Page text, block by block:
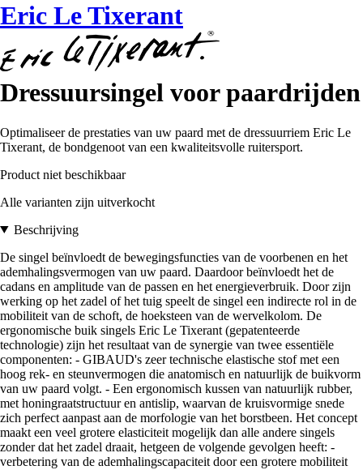
Eric Le Tixerant
Dressuursingel voor paardrijden
Optimaliseer de prestaties van uw paard met de dressuurriem Eric Le
Tixerant, de bondgenoot van een kwaliteitsvolle ruitersport.
Product niet beschikbaar
Alle varianten zijn uitverkocht
Beschrijving
De singel beïnvloedt de bewegingsfuncties van de voorbenen en het
ademhalingsvermogen van uw paard. Daardoor beïnvloedt het de
cadans en amplitude van de passen en het energieverbruik. Door zijn
werking op het zadel of het tuig speelt de singel een indirecte rol in de
mobiliteit van de schoft, de hoeksteen van de wervelkolom. De
ergonomische buik singels Eric Le Tixerant (gepatenteerde
technologie) zijn het resultaat van de synergie van twee essentiële
componenten: - GIBAUD's zeer technische elastische stof met een
hoog rek- en steunvermogen die anatomisch en natuurlijk de buikvorm
van uw paard volgt. - Een ergonomisch kussen van natuurlijk rubber,
met honingraatstructuur en antislip, waarvan de kruisvormige snede
zich perfect aanpast aan de morfologie van het borstbeen. Het concept
maakt een veel grotere elasticiteit mogelijk dan alle andere singels
zonder dat het zadel draait, hetgeen de volgende gevolgen heeft: -
verbetering van de ademhalingscapaciteit door een grotere mobiliteit